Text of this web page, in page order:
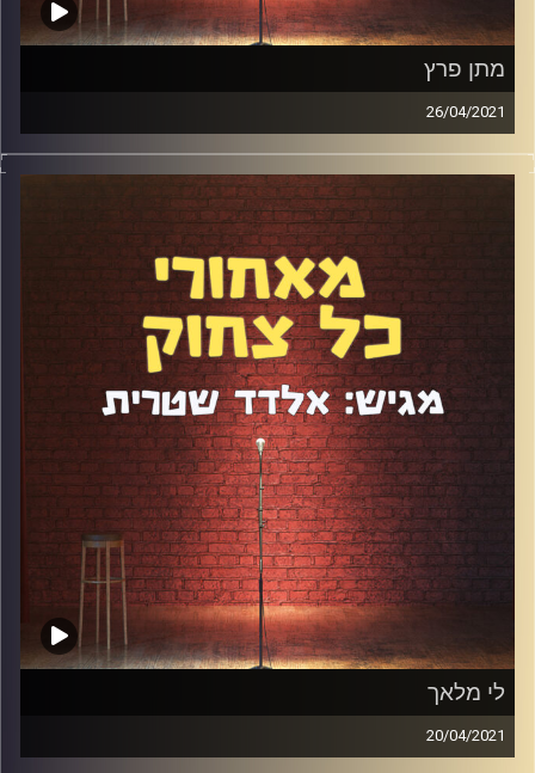
מתן פרץ
26/04/2021
מתן פרץ הוא סטנדאפיסט ואושיית רשת עם עשרות אלפי
עוקבים. הוא פרץ לתודעה בעקבות "פרויקט קליזו" שהשתתף
בו ביוטיוב ועשה התקדמות מטאורית ובלתי רגילה בסטנדאפ
תוך פחות מ-3 שנים. דיברנו על החזרה בשאלה, על הומור
כפיצוי, על תקופת הקורונה ועל מופע היחיד שמתן יוצא איתו
ממש אוטוטו.
קרדיט תמונות:אלדד שטרית
לי מלאך
20/04/2021